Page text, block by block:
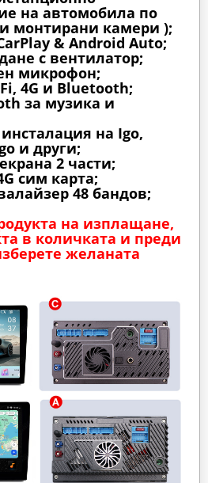
на автомобила по
монтирани камери );
& Android Auto;
с вентилатор;
микрофон;
4G и Bluetooth;
за музика и
на Igo,
и други;
2 части;
сим карта;
48 бандов;
на изплащане,
в количката и преди
желаната